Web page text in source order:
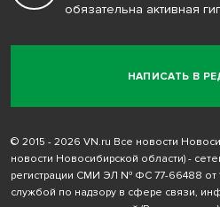
НАПИСАТЬ В
обязательна активная
© 2015 - 2026 VN.ru Все новости
новости Новосибирской области) -
регистрации СМИ ЭЛ № ФС 77-66488 от
службой по надзору в сфере связи,